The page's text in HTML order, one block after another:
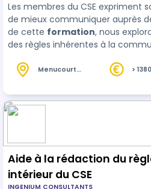
Les membres du CSE expriment
de mieux communiquer auprès
de cette formation, nous
des règles inhérentes à la
support (le véhicule), le
qualité de communicant. Vous
Menucourt
>
Aide à la rédaction du
intérieur du CSE
INGENIUM CONSULTANTS